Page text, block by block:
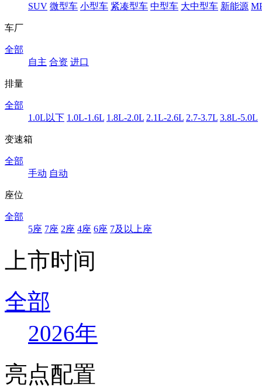
SUV 微型车 小型车 紧凑型车 中型车 大中型车 新能源
车厂
全部
自主 合资 进口
排量
全部
1.0L以下 1.0L-1.6L 1.8L-2.0L 2.1L-2.6L 2.7-3.7L 3.8L-5.0L
变速箱
全部
手动 自动
座位
全部
5座 7座 2座 4座 6座 7及以上座
上市时间
全部
2026年
亮点配置